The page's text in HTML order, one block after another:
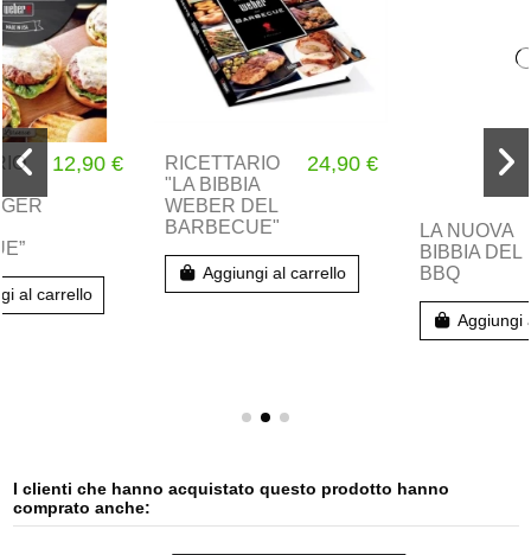
RICETTARIO
WEBER DEL
24,90 €
Aggiungi al carrello
LA NUOVA
Aggiungi al carrello
I clienti che hanno acquistato questo prodotto hanno
comprato anche: